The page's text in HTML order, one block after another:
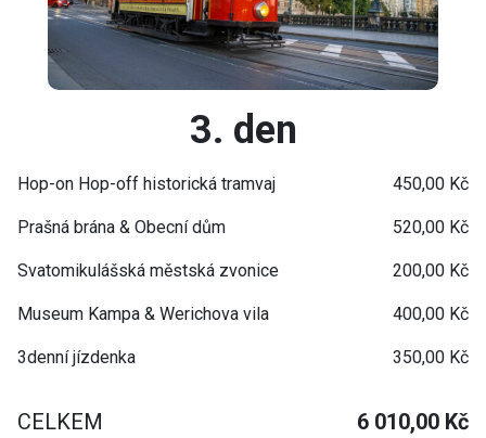
3. den
Hop-on Hop-off historická tramvaj 450,00 Kč
Prašná brána & Obecní dům 520,00 Kč
Svatomikulášská městská zvonice 200,00 Kč
Museum Kampa & Werichova vila 400,00 Kč
3denní jízdenka 350,00 Kč
CELKEM 6 010,00 Kč